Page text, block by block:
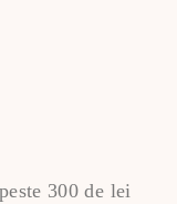
300 de lei